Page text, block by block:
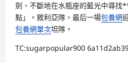
劍，不斷地在水瓶座的藍光中尋找
點」。敘利亞隊，最后一場包養網
包養網單次坦隊。
TC:sugarpopular900